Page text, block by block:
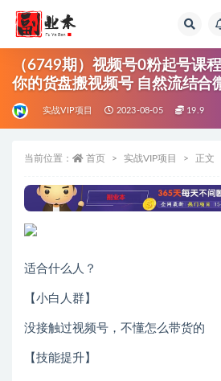
（6749期）视频号0粉起号课
你的货盘搬视频号 自然流结合
实战VIP项目 2023-08-05 19.9
当前位置： 首页 实战VIP项目 正文
适合什么人？
【小白人群】
没接触过视频号，不懂怎么带货的
【技能提升】